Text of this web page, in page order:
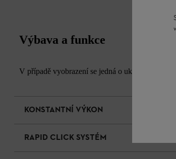
Výbava a funkce
V případě vyobrazení se jedná o ukázkové
KONSTANTNÍ VÝKON
RAPID CLICK SYSTÉM